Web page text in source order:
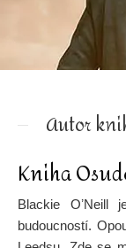
Autor
Kniha
Blackie OʼNeill
budoucností.